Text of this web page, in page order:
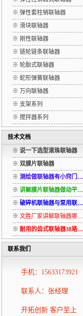
※ 弹性套柱销联轴器
※ 滑块联轴器
※ 刚性联轴器
※ 链轮链条联轴器
※ 轮胎式联轴器
※ 蛇形弹簧联轴器
※ 万向联轴器
※ 支架系列
※ 搅拌器系列
技术文档
※ 说一下选型滚珠联轴器
※ 双膜片联轴器
※ 测绘做联轴器有小窍门…
※ 讲解膜片联轴器做动平…
※ 破碎机联轴器与泵用联…
※ 文胜厂家讲解联轴器哪…
※ 耐用的齿式联轴器38珞…
联系我们
手机：15633173921
联系人：张经理
开拓创新 客户至上